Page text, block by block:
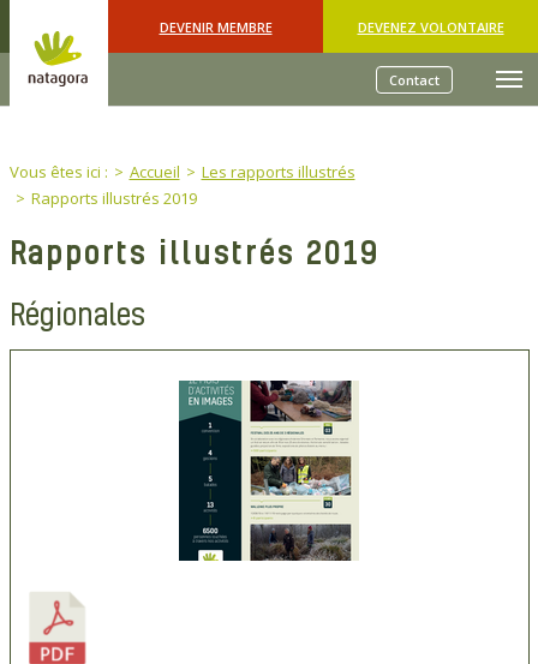
DEVENIR MEMBRE DEVENEZ VOLONTAIRE
Contact
You are here:
Vous êtes ici : Accueil
Les rapports illustrés
Rapports illustrés 2019
Rapports illustrés 2019
Régionales